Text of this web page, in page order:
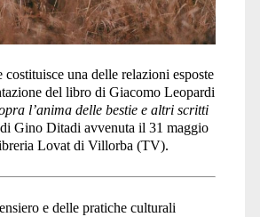
costituisce una delle relazioni esposte
del libro di Giacomo Leopardi
l’anima delle bestie e altri scritti
Gino Ditadi avvenuta il 31 maggio
Lovat di Villorba (TV).
e delle pratiche culturali